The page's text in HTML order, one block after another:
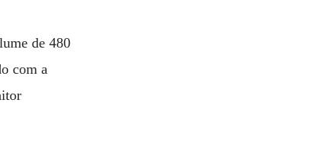
de 480
com a